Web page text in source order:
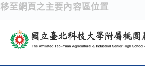
移至網頁之主要內容區位置